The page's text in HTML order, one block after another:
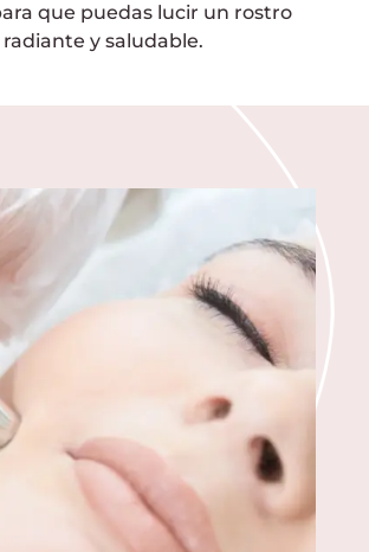
que puedas lucir un rostro
radiante y saludable.